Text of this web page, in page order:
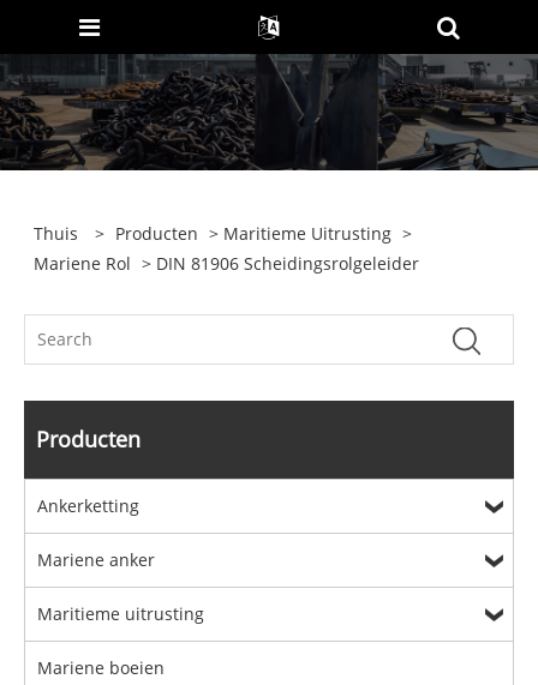
Thuis > Producten > Maritieme Uitrusting >
Mariene Rol > DIN 81906 Scheidingsrolgeleider
Producten
Ankerketting
Mariene anker
Maritieme uitrusting
Mariene boeien